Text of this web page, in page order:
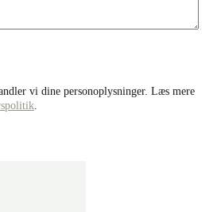
vi dine personoplysninger. Læs mere
.